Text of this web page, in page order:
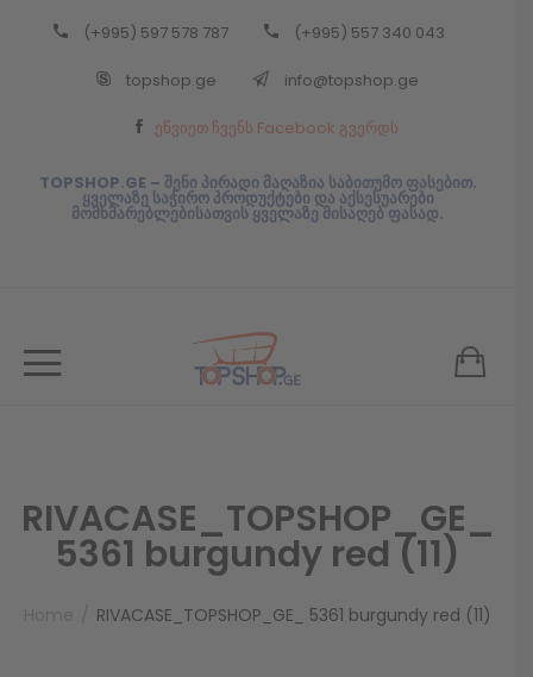
(+995) 597 578 787 (+995) 557 340 043
topshop.ge info@topshop.ge
ეწვიეთ ჩვენს Facebook გვერდს
TOPSHOP.GE – შენი პირადი მაღაზია საბითუმო ფასებით.
ყველაზე საჭირო პროდუქტები და აქსესუარები
მომხმარებლებისათვის ყველაზე მისაღებ ფასად.
RIVACASE_TOPSHOP_GE_
5361 burgundy red (11)
RIVACASE_TOPSHOP_GE_ 5361 burgundy red (11)
Back